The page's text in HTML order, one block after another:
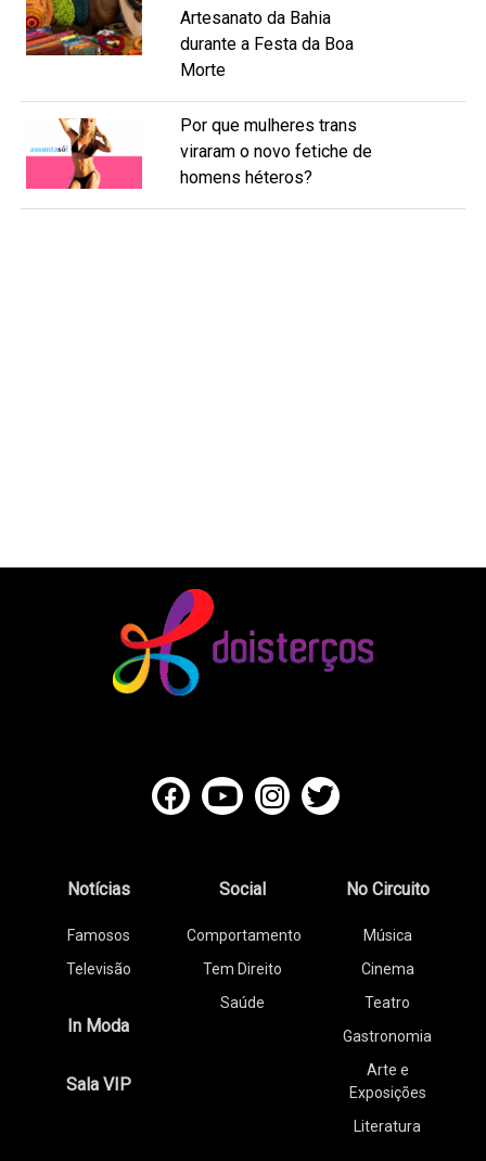
Artesanato da Bahia
durante a Festa da Boa
Morte
Por que mulheres trans
viraram o novo fetiche de
homens héteros?
Notícias
Famosos
Televisão
In Moda
Sala VIP
Social
Comportamento
Tem Direito
Saúde
No Circuito
Música
Cinema
Teatro
Gastronomia
Arte e
Exposições
Literatura